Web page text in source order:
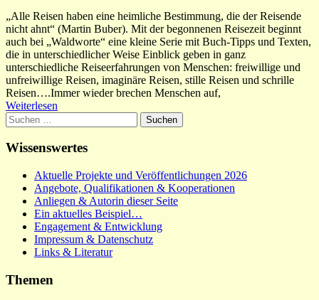
„Alle Reisen haben eine heimliche Bestimmung, die der Reisende
nicht ahnt“ (Martin Buber). Mit der begonnenen Reisezeit beginnt
auch bei „Waldworte“ eine kleine Serie mit Buch-Tipps und Texten,
die in unterschiedlicher Weise Einblick geben in ganz
unterschiedliche Reiseerfahrungen von Menschen: freiwillige und
unfreiwillige Reisen, imaginäre Reisen, stille Reisen und schrille
Reisen….Immer wieder brechen Menschen auf,
Weiterlesen
Suchen
nach:
Wissenswertes
Aktuelle Projekte und Veröffentlichungen 2026
Angebote, Qualifikationen & Kooperationen
Anliegen & Autorin dieser Seite
Ein aktuelles Beispiel…
Engagement & Entwicklung
Impressum & Datenschutz
Links & Literatur
Themen